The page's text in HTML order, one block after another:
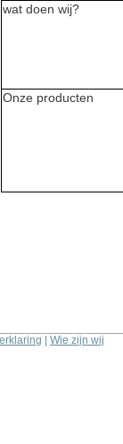
wat doen wij?
Onze producten
Wie zijn wij